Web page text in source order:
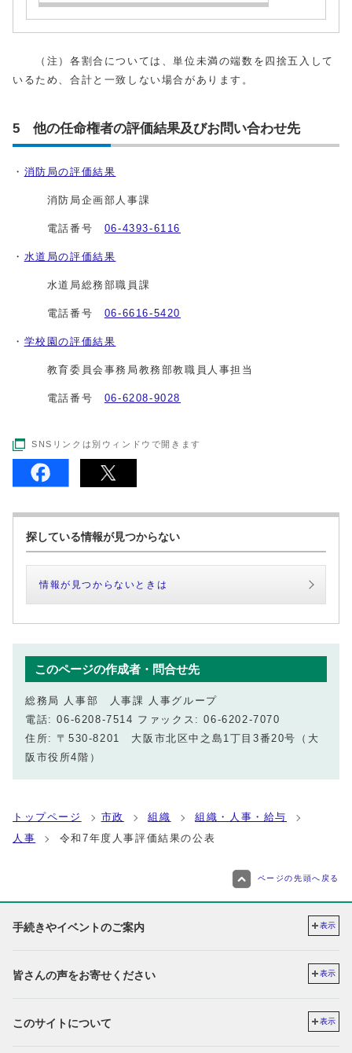
（注）各割合については、単位未満の端数を四捨五入して
いるため、合計と一致しない場合があります。
5 他の任命権者の評価結果及びお問い合わせ先
・ 消防局の評価結果
消防局企画部人事課
電話番号 06-4393-6116
・ 水道局の評価結果
水道局総務部職員課
電話番号 06-6616-5420
・ 学校園の評価結果
教育委員会事務局教務部教職員人事担当
電話番号 06-6208-9028
SNSリンクは別ウィンドウで開きます
探している情報が見つからない
情報が見つからないときは
このページの作成者・問合せ先
総務局 人事部 人事課 人事グループ
電話: 06-6208-7514 ファックス: 06-6202-7070
住所: 〒530-8201 大阪市北区中之島1丁目3番20号（大
阪市役所4階）
トップページ 市政 組織
組織・人事・給与
人事
令和7年度人事評価結果の公表
ページの先頭へ戻る
手続きやイベントのご案内 表示
皆さんの声をお寄せください 表示
このサイトについて 表示